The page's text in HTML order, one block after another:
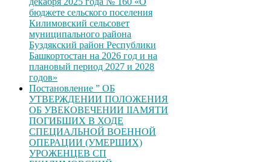
бюджете сельского поселения
Килимовский сельсовет
муниципального района
Буздякский район Республики
Башкортостан на 2026 год и на
плановый период 2027 и 2028
годов»
Постановление ” ОБ
УТВЕРЖДЕНИИ ПОЛОЖЕНИЯ
ОБ УВЕКОВЕЧЕНИИ ІІАМЯТИ
ПОГИБШИХ В ХОДЕ
СПЕЦИАЛЬНОЙ ВОЕННОЙ
ОПЕРАЦИИ (УМЕРШИХ)
УРОЖЕНЦЕВ CП